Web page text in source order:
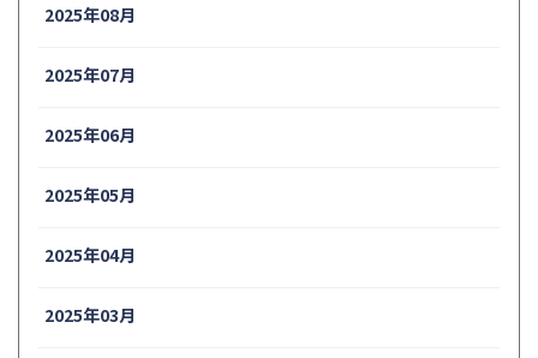
2025年08月
2025年07月
2025年06月
2025年05月
2025年04月
2025年03月